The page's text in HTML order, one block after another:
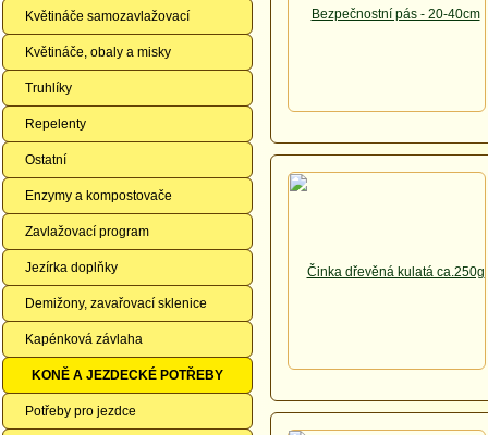
Květináče samozavlažovací
Květináče, obaly a misky
Truhlíky
Repelenty
Ostatní
Enzymy a kompostovače
Zavlažovací program
Jezírka doplňky
Demižony, zavařovací sklenice
Kapénková závlaha
KONĚ A JEZDECKÉ POTŘEBY
Potřeby pro jezdce